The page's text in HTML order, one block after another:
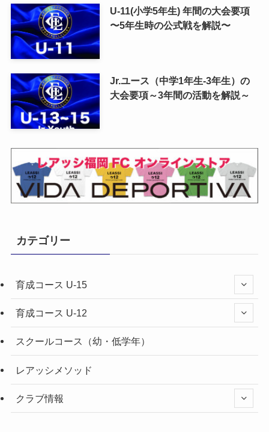
U-11(小学5年生) 年間の大会要項
〜5年生時の公式戦を解説〜
Jr.ユース（中学1年生-3年生）の
大会要項～3年間の活動を解説～
カテゴリー
育成コース U-15
育成コース U-12
スクールコース（幼・低学年）
レアッシメソッド
クラブ情報